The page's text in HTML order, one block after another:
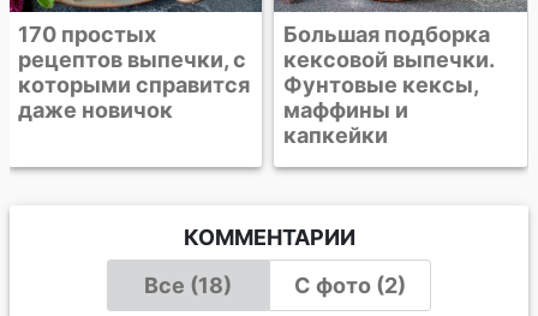
Большая подборка
кексовой выпечки.
Фунтовые кексы,
маффины и
КОММЕНТАРИИ
Все (18)
С фото (2)